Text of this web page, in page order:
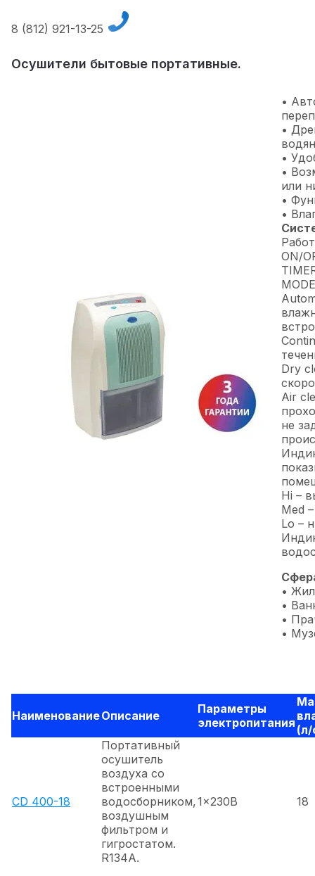
8 (812) 921-13-25
Осушители бытовые портативные.
•
•
•
•
или
•
•
ON/
Dry
Air
не
Hi –
Med
Lo –
•
•
•
•
НаименованиеОписание
Параметры
электропитания (л/
CD 400-18
Портативный
осушитель
воздуха со
встроенными
водосборником,
воздушным
фильтром и
гигростатом.
R134A.
1x230В 18